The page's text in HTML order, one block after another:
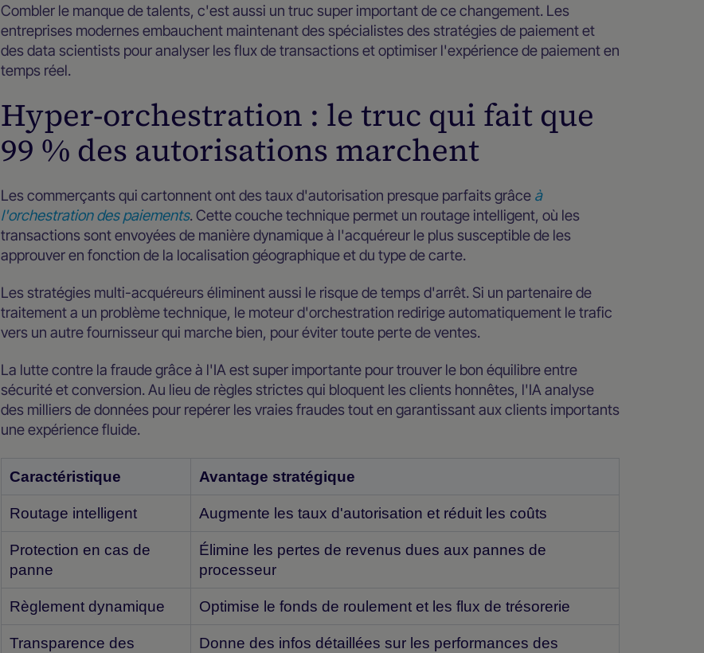
Combler le manque de talents, c'est aussi un truc super important de ce changement. Les
entreprises modernes embauchent maintenant des spécialistes des stratégies de paiement et
des data scientists pour analyser les flux de transactions et optimiser l'expérience de paiement en
temps réel.
Hyper-orchestration : le truc qui fait que
99 % des autorisations marchent
Les commerçants qui cartonnent ont des taux d'autorisation presque parfaits grâce à
l'orchestration des paiements. Cette couche technique permet un routage intelligent, où les
transactions sont envoyées de manière dynamique à l'acquéreur le plus susceptible de les
approuver en fonction de la localisation géographique et du type de carte.
Les stratégies multi-acquéreurs éliminent aussi le risque de temps d'arrêt. Si un partenaire de
traitement a un problème technique, le moteur d'orchestration redirige automatiquement le trafic
vers un autre fournisseur qui marche bien, pour éviter toute perte de ventes.
La lutte contre la fraude grâce à l'IA est super importante pour trouver le bon équilibre entre
sécurité et conversion. Au lieu de règles strictes qui bloquent les clients honnêtes, l'IA analyse
des milliers de données pour repérer les vraies fraudes tout en garantissant aux clients importants
une expérience fluide.
Caractéristique Avantage stratégique
Routage intelligent Augmente les taux d'autorisation et réduit les coûts
Protection en cas de
panne
Élimine les pertes de revenus dues aux pannes de
processeur
Règlement dynamique Optimise le fonds de roulement et les flux de trésorerie
Transparence des
Donne des infos détaillées sur les performances des